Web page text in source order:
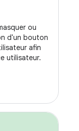
ou
d'un bouton
afin
utilisateur.